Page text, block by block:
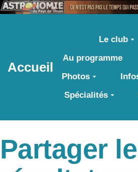
Accueil
Le club
Au programme
Photos
Spécialités
Partager